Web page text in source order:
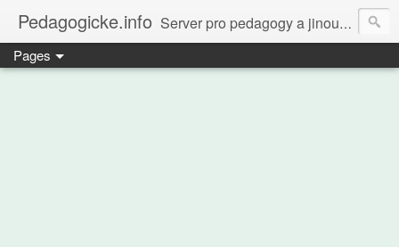
Pedagogicke.info Server pro pedagogy a jinou zvířenu
Pages